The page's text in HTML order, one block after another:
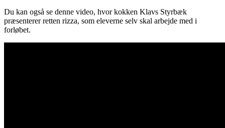
Du kan også se denne video, hvor kokken Klavs Styrbæk
præsenterer retten rizza, som eleverne selv skal arbejde med i
forløbet.